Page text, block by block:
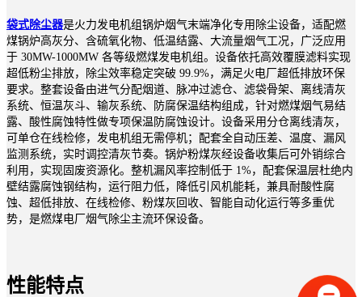
袋式除尘器是火力发电机组锅炉烟气末端净化专用除尘设备，适配燃
煤锅炉高灰分、含硫氧化物、低温结露、大流量烟气工况，广泛应用
于 30MW-1000MW 各等级燃煤发电机组。设备依托高效覆膜滤料实现
超低粉尘排放，除尘效率稳定突破 99.9%，满足火电厂超低排放环保
要求。整套设备由进气分配烟道、脉冲过滤仓、滤袋骨架、离线清灰
系统、恒温灰斗、输灰系统、防腐保温结构组成，针对燃煤烟气易结
露、酸性腐蚀特性做专项保温防腐蚀设计。设备采用分仓离线清灰，
可单仓在线检修，发电机组无需停机；配套全自动压差、温度、漏风
监测系统，实时调控清灰节奏。锅炉粉煤灰经设备收集后可外销综合
利用，实现固废资源化。整机漏风率控制低于 1%，配套保温层杜绝内
壁结露腐蚀钢结构，运行阻力低，降低引风机能耗，兼具耐酸性腐
蚀、超低排放、在线检修、粉煤灰回收、智能自动化运行等多重优
势，是燃煤电厂烟气除尘主流环保设备。
性能特点